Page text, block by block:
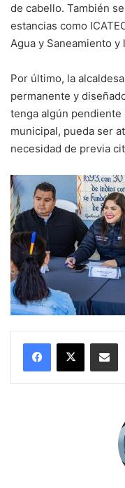
de cabello. También
estancias como
Agua y Saneamiento
Por último, la
permanente y
tenga algún
municipal, pueda ser
necesidad de previa